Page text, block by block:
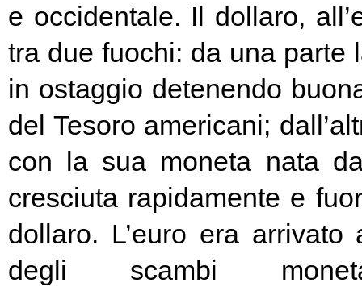
e occidentale. Il dollaro,
tra due fuochi: da una parte
in ostaggio detenendo
del Tesoro americani;
con la sua moneta nata
cresciuta rapidamente e
dollaro. L’euro era
degli scambi